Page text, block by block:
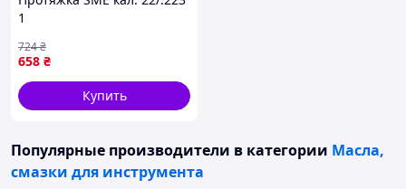
1
658 ₴
724₴
Купить
Популярные производители в категории Масла,
смазки для инструмента